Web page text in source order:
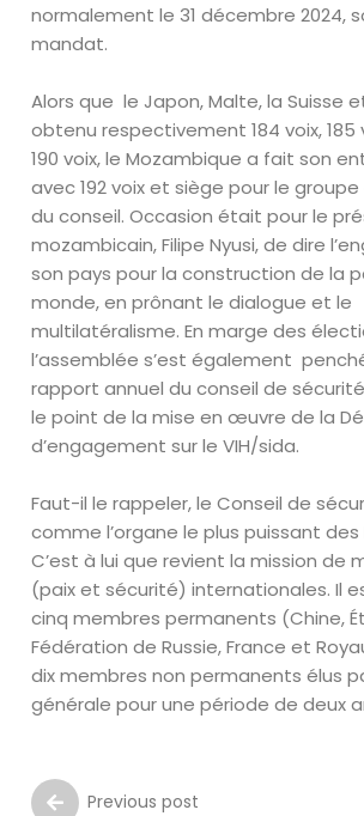
normalement le 31 décembre 2024,
mandat.
Alors que le Japon, Malte, la Suisse
obtenu respectivement 184 voix, 185
190 voix, le Mozambique a fait son
avec 192 voix et siège pour le
du conseil. Occasion était pour le
mozambicain, Filipe Nyusi, de dire
son pays pour la construction de la
monde, en prônant le dialogue et le
multilatéralisme. En marge des
l’assemblée s’est également
rapport annuel du conseil de
le point de la mise en œuvre de la
d’engagement sur le VIH/sida.
Faut-il le rappeler, le Conseil de
comme l’organe le plus puissant des
C’est à lui que revient la mission de
(paix et sécurité) internationales. Il
cinq membres permanents (Chine,
Fédération de Russie, France et
dix membres non permanents élus
générale pour une période de deux
Previous post